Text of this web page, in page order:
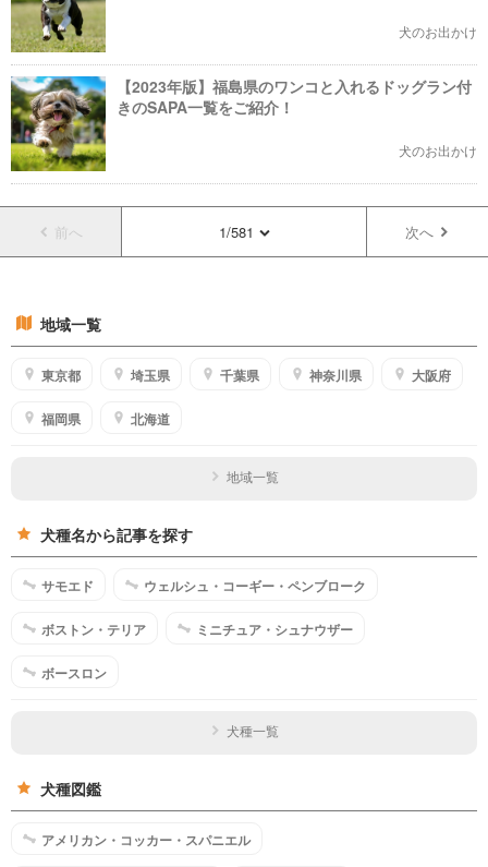
犬のお出かけ
【2023年版】福島県のワンコと入れるドッグラン付
きのSAPA一覧をご紹介！
犬のお出かけ
前へ 1/581 次へ
地域一覧
東京都 埼玉県 千葉県 神奈川県 大阪府
福岡県 北海道
地域一覧
犬種名から記事を探す
サモエド ウェルシュ・コーギー・ペンブローク
ボストン・テリア ミニチュア・シュナウザー
ボースロン
犬種一覧
犬種図鑑
アメリカン・コッカー・スパニエル